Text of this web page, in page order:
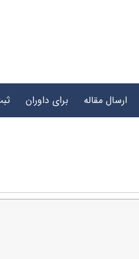
ارسال مقاله برای داوران